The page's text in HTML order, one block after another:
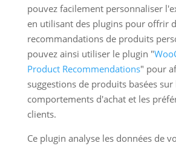
pouvez facilement personnaliser
en utilisant des plugins pour offrir
recommandations de produits
pouvez ainsi utiliser le plugin "
Product Recommendations" pour
suggestions de produits basées sur
comportements d'achat et les
clients.
Ce plugin analyse les données de